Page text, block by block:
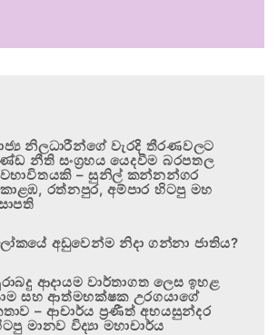
නිලධාරීන්ගේ වැරදි තීරණවලට
නීති සංග්‍රහය යෙදවීම බරපතල
– සුනිල් කන්නන්ගර
රත්නපුර, අම්පාර හිටපු මහ
අඩුවෙන්ම නිදා ගන්නා ජාතිය?
ආදායම වාර්තාගත ලෙස ඉහළ
සහ ආත්මභක්ෂක උරගයාගේ
– ආචාර්ය ප්‍රණීත් අභයසුන්දර
මානව විද්‍යා මහාචාර්ය